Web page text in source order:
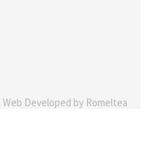
Web Developed by Romeltea